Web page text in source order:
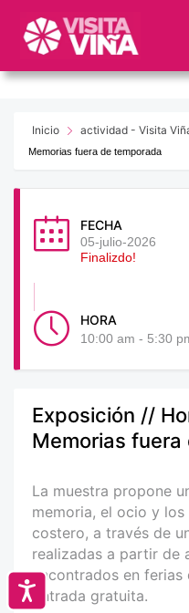
este
web
sistema
Accesibilidad
Inicio actividad - Visita
Memorias fuera de temporada
FECHA
05-julio-2026
Finalizdo!
HORA
10:00 am - 5:30
Exposición //
Memorias
La muestra propone
memoria, el ocio y
costero, a través de
realizadas a partir de
encontrados en ferias
Entrada gratuita.